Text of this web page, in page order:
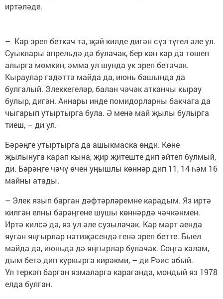
иртәләде.
– Кар эреп беткәч тә, җәй килде дигән сүз түгел әле ул.
Суыклары апрельдә дә булачак, бер көн кар да төшеп
алырга мөмкин, әмма ул шунда ук эреп бетәчәк.
Кыраулар гадәттә майда да, июнь башында да
булгалый. Элеккегеләр, балан чәчәк атканчы кырау
булыр, дигән. Аннары инде помидорларны бакчага да
чыгарып утыртырга була. Ә менә май җылы булырга
тиеш, – ди ул.
Бәрәңге утыртырга да ашыкмаска өнди. Көне
җылынуга карап кына, җир җитеште дип әйтеп булмый,
ди. Бәрәңге чәчү өчен уңышлы көннәр дип 11, 14 һәм 16
майны атады.
– Элек язып барган дәфтәрләремне карадым. Яз иртә
килгән елны бәрәңгене шушы көннәрдә чәчкәнмен.
Иртә килсә дә, яз ул әле сузылачак. Кар март аенда
яуган яңгырлар нәтиҗәсендә генә эреп бетте. Быел
майда да, июньдә дә яңгырлар булачак. Соңга калам,
дым бетә дип куркырга кирәкми, – ди Рәис абый.
Ул теркәп барган язмаларга караганда, мондый яз 1978
елда булган.